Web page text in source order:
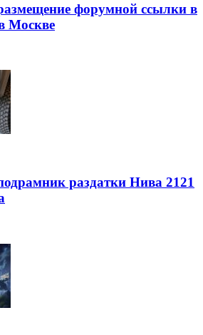
форумной ссылки в
Москве
раздатки Нива 2121